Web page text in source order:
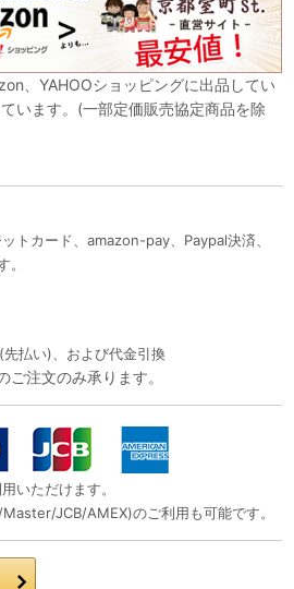
、YAHOOショッピングに出品してい
います。(一部定価販売協定商品を除
トカード、amazon-pay、Paypal決済、
払い)、および代金引換
注文のみ承ります。
いただけます。
JCB/AMEX)のご利用も可能です。